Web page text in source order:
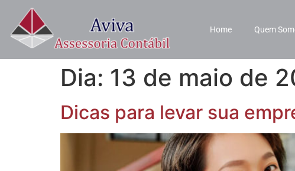
Home Quem
Dia: 13 de maio de
Dicas para levar sua